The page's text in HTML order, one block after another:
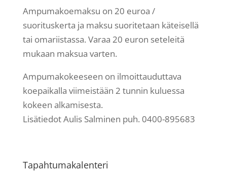
Ampumakoemaksu on 20 euroa /
suorituskerta ja maksu suoritetaan käteisellä
tai omariistassa. Varaa 20 euron seteleitä
mukaan maksua varten.
Ampumakokeeseen on ilmoittauduttava
koepaikalla viimeistään 2 tunnin kuluessa
kokeen alkamisesta.
Lisätiedot Aulis Salminen puh. 0400-895683
Tapahtumakalenteri